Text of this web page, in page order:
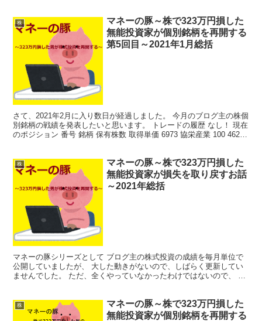
株
マネーの豚～株で323万円損した
無能投資家が個別銘柄を再開する
第5回目～2021年1月総括
さて、2021年2月に入り数日が経過しました。 今月のブログ主の株個
別銘柄の戦績を発表したいと思います。 トレードの履歴 なし！ 現在
のポジション 番号 銘柄 保有株数 取得単価 6973 協栄産業 100 4620
株
マネーの豚～株で323万円損した
無能投資家が損失を取り戻すお話
～2021年総括
マネーの豚シリーズとして ブログ主の株式投資の成績を毎月単位で
公開していましたが、 大した動きがないので、しばらく更新してい
ませんでした。 ただ、全くやっていなかったわけではないので、 今
株
マネーの豚～株で323万円損した
無能投資家が個別銘柄を再開する